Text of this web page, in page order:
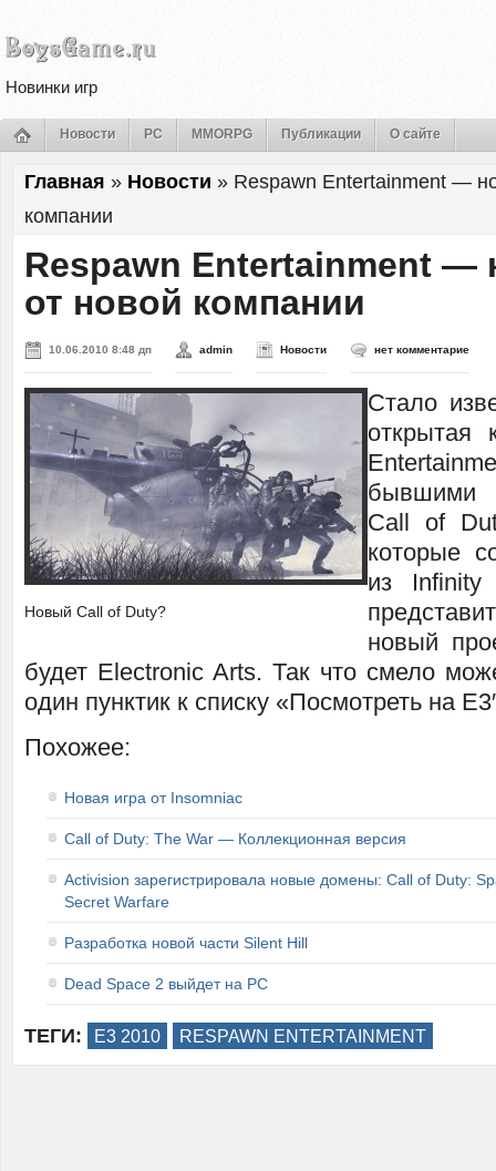
Новинки игр
Новости PC MMORPG Публикации О сайте
Главная » Новости » Respawn Entertainment —
компании
Respawn Entertainment —
от новой компании
10.06.2010 8:48 дп admin Новости нет комментарие
Новый Call of Duty?
Стало
открытая
бывшими
Call of
которые
из Infinity
новый
будет Electronic Arts. Так что смело
один пунктик к списку «Посмотреть на
Похожее:
Новая игра от Insomniac
Call of Duty: The War — Коллекционная версия
Activision зарегистрировала новые домены: Call of Duty:
Secret Warfare
Разработка новой части Silent Hill
Dead Space 2 выйдет на PC
ТЕГИ: E3 2010 RESPAWN ENTERTAINMENT